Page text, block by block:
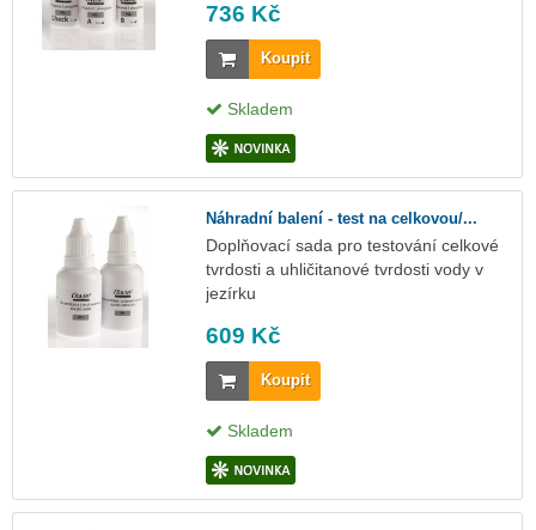
736 Kč
Koupit
Skladem
Náhradní balení - test na celkovou/...
Doplňovací sada pro testování celkové
tvrdosti a uhličitanové tvrdosti vody v
jezírku
609 Kč
Koupit
Skladem